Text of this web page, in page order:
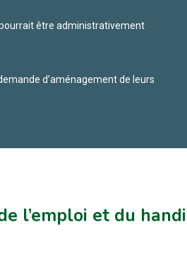
être administrativement
d’aménagement de leurs
l’emploi et du